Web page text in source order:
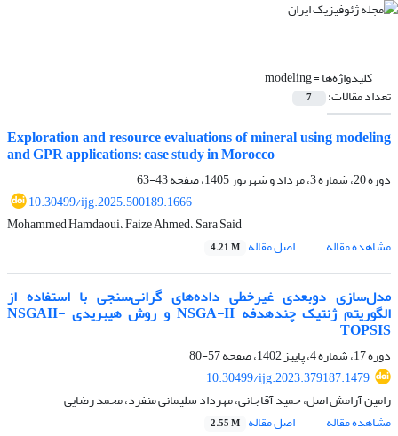
کلیدواژه‌ها =modeling
تعداد مقالات: 7
Exploration and resource evaluations of mineral using modeling
and GPR applications: case study in Morocco
دوره 20، شماره 3، مرداد و شهریور 1405، صفحه
43-63
10.30499/ijg.2025.500189.1666
Mohammed Hamdaoui، Faize Ahmed، Sara Said
مشاهده مقاله
اصل مقاله 4.21 M
مدل‌سازی دوبعدی غیرخطی داده‌های گرانی‌سنجی با استفاده از
الگوریتم ژنتیک چند‌هدفه NSGA-II و روش هیبریدی NSGAII-
TOPSIS
دوره 17، شماره 4، پاییز 1402، صفحه
57-80
10.30499/ijg.2023.379187.1479
رامین آرامش اصل، حمید آقاجانی، مهرداد سلیمانی منفرد، محمد رضایی
مشاهده مقاله
اصل مقاله 2.55 M